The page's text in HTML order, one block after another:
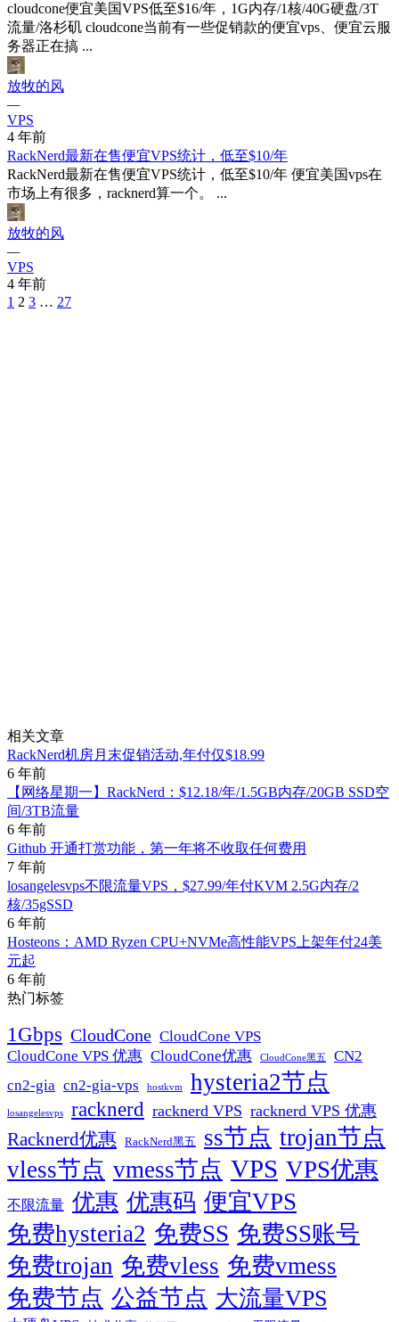
cloudcone便宜美国VPS低至$16/年，1G内存/1核/40G硬盘/3T
流量/洛杉矶 cloudcone当前有一些促销款的便宜vps、便宜云服
务器正在搞 ...
放牧的风
—
VPS
4 年前
RackNerd最新在售便宜VPS统计，低至$10/年
RackNerd最新在售便宜VPS统计，低至$10/年 便宜美国vps在
市场上有很多，racknerd算一个。 ...
放牧的风
—
VPS
4 年前
Posts
1 2 3 … 27
相关文章
RackNerd机房月末促销活动,年付仅$18.99
6 年前
【网络星期一】RackNerd：$12.18/年/1.5GB内存/20GB SSD空
间/3TB流量
6 年前
Github 开通打赏功能，第一年将不收取任何费用
7 年前
losangelesvps不限流量VPS，$27.99/年付KVM 2.5G内存/2
核/35gSSD
6 年前
Hosteons：AMD Ryzen CPU+NVMe高性能VPS上架年付24美
元起
6 年前
热门标签
1Gbps CloudCone CloudCone VPS
CloudCone VPS 优惠 CloudCone优惠 CloudCone黑五
CN2
cn2-gia cn2-gia-vps hostkvm hysteria2节点
losangelesvps racknerd racknerd VPS racknerd VPS 优惠
Racknerd优惠 RackNerd黑五 ss节点 trojan节点
vless节点 vmess节点 VPS VPS优惠
不限流量 优惠 优惠码 便宜VPS
免费hysteria2 免费SS 免费SS账号
免费trojan 免费vless 免费vmess
免费节点 公益节点 大流量VPS